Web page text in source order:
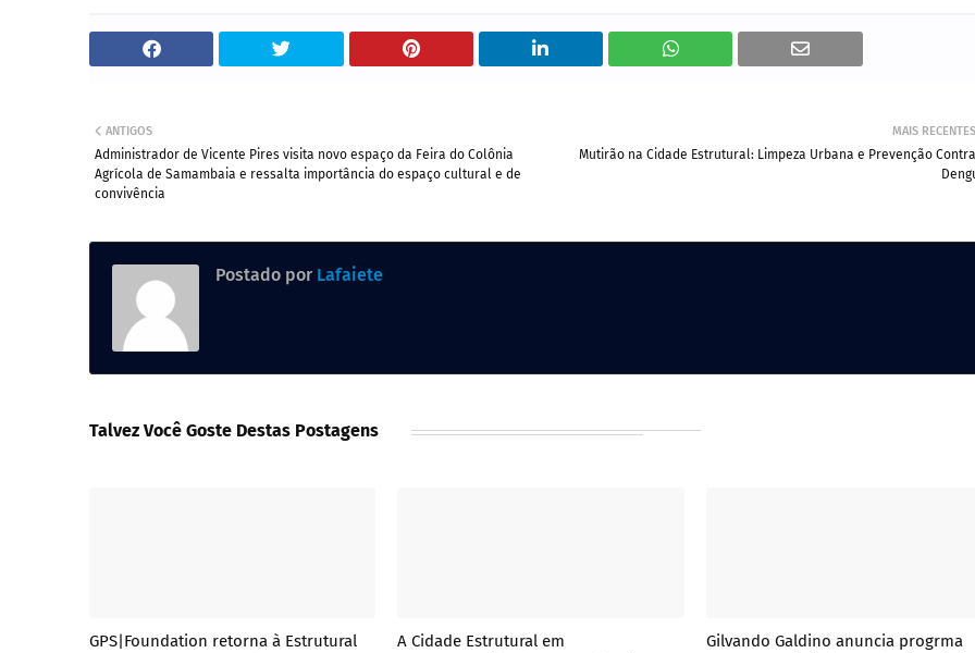
MAIS RECENTES
Mutirão na Cidade Estrutural: Limpeza Urbana e Prevenção
ANTIGOS
Administrador de Vicente Pires visita novo espaço da Feira do Colônia
Agrícola de Samambaia e ressalta importância do espaço cultural e de
convivência
Postado por Lafaiete
Talvez Você Goste Destas Postagens
GPS|Foundation retorna à Estrutural
A Cidade Estrutural em
Gilvando Galdino anuncia progrma